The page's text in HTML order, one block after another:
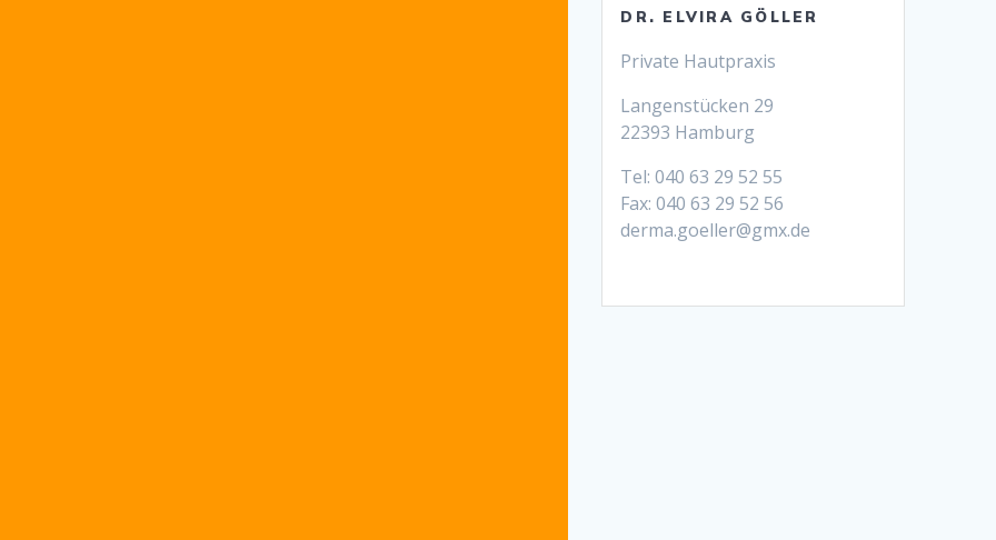
DR. ELVIRA GÖLLER
Private Hautpraxis
Langenstücken 29
22393 Hamburg
Tel: 040 63 29 52 55
Fax: 040 63 29 52 56
derma.goeller@gmx.de